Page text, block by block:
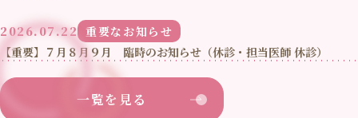
2026.07.22 重要なお知らせ
【重要】７月８月９月 臨時のお知らせ（休診・担当医師 休診）
一覧を見る